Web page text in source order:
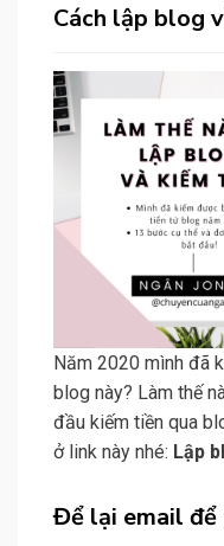
Cách lập blog
Năm 2020 mình đã
blog này? Làm thế
đầu kiếm tiền qua
ở link này nhé: Lập
Để lại email